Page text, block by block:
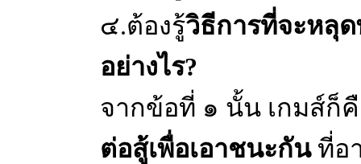
๔.ต้องรู้วิธีการที่จะหลุ
อย่างไร?
จากข้อที่ ๑ นั้น เกมส์ก็
ต่อสู้เพื่อเอาชนะกันที่อ